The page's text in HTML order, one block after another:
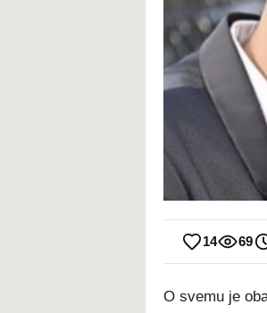
14 69
O svemu je